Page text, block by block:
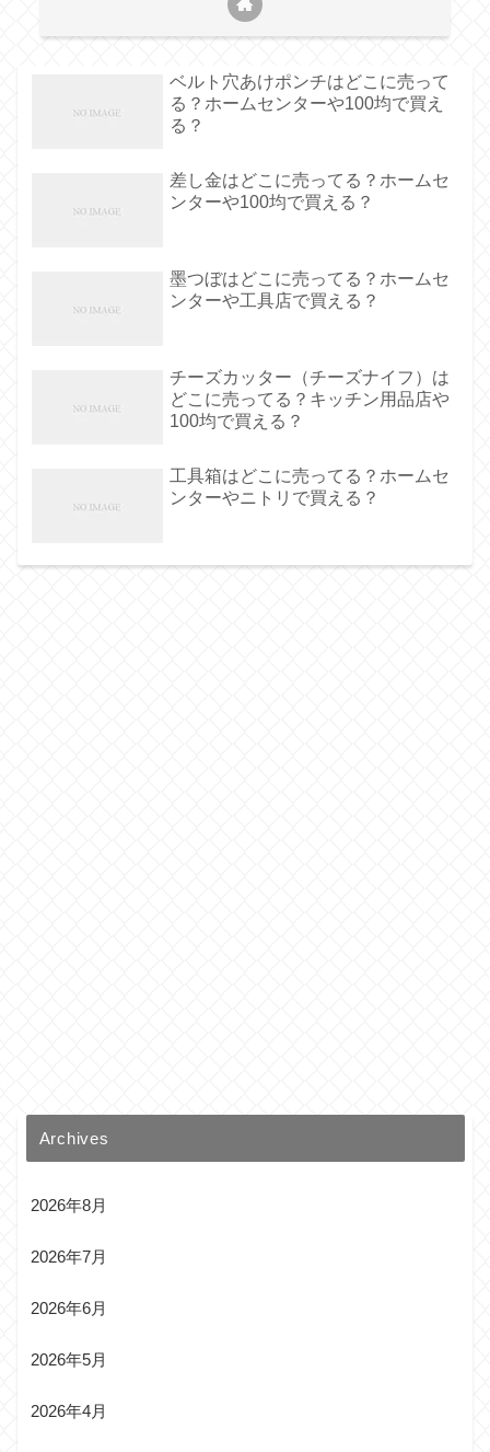
ベルト穴あけポンチはどこに売って
る？ホームセンターや100均で買え
る？
差し金はどこに売ってる？ホームセ
ンターや100均で買える？
墨つぼはどこに売ってる？ホームセ
ンターや工具店で買える？
チーズカッター（チーズナイフ）は
どこに売ってる？キッチン用品店や
100均で買える？
工具箱はどこに売ってる？ホームセ
ンターやニトリで買える？
Archives
2026年8月
2026年7月
2026年6月
2026年5月
2026年4月